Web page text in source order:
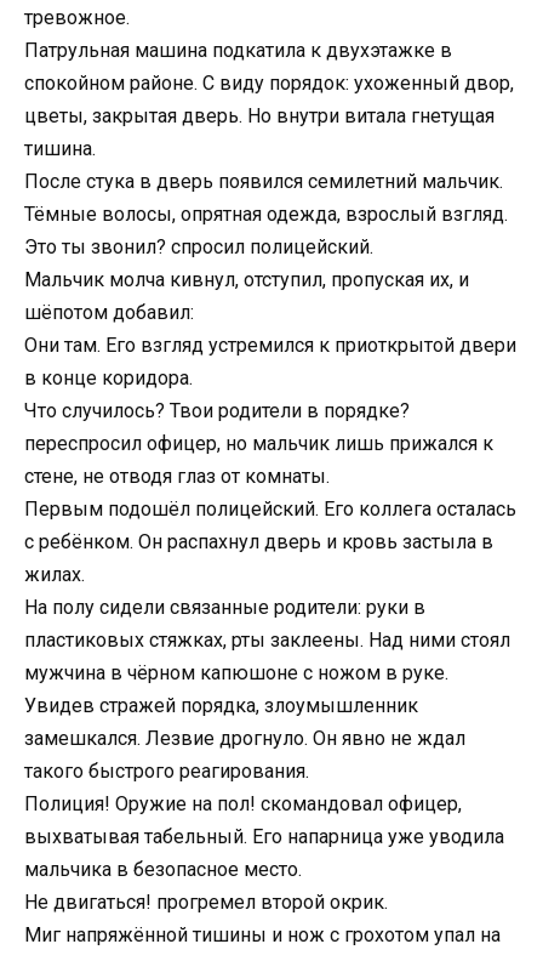
тревожное.
Патрульная машина подкатила к двухэтажке в
спокойном районе. С виду порядок: ухоженный двор,
цветы, закрытая дверь. Но внутри витала гнетущая
тишина.
После стука в дверь появился семилетний мальчик.
Тёмные волосы, опрятная одежда, взрослый взгляд.
Это ты звонил? спросил полицейский.
Мальчик молча кивнул, отступил, пропуская их, и
шёпотом добавил:
Они там. Его взгляд устремился к приоткрытой двери
в конце коридора.
Что случилось? Твои родители в порядке?
переспросил офицер, но мальчик лишь прижался к
стене, не отводя глаз от комнаты.
Первым подошёл полицейский. Его коллега осталась
с ребёнком. Он распахнул дверь и кровь застыла в
жилах.
На полу сидели связанные родители: руки в
пластиковых стяжках, рты заклеены. Над ними стоял
мужчина в чёрном капюшоне с ножом в руке.
Увидев стражей порядка, злоумышленник
замешкался. Лезвие дрогнуло. Он явно не ждал
такого быстрого реагирования.
Полиция! Оружие на пол! скомандовал офицер,
выхватывая табельный. Его напарница уже уводила
мальчика в безопасное место.
Не двигаться! прогремел второй окрик.
Миг напряжённой тишины и нож с грохотом упал на